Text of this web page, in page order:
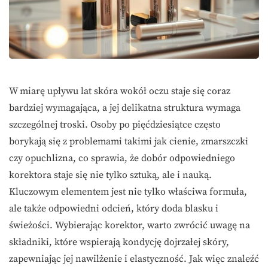
W miarę upływu lat skóra wokół oczu staje się coraz
bardziej wymagająca, a jej delikatna struktura wymaga
szczególnej troski. Osoby po pięćdziesiątce często
borykają się z problemami takimi jak cienie, zmarszczki
czy opuchlizna, co sprawia, że dobór odpowiedniego
korektora staje się nie tylko sztuką, ale i nauką.
Kluczowym elementem jest nie tylko właściwa formuła,
ale także odpowiedni odcień, który doda blasku i
świeżości. Wybierając korektor, warto zwrócić uwagę na
składniki, które wspierają kondycję dojrzałej skóry,
zapewniając jej nawilżenie i elastyczność. Jak więc znaleźć